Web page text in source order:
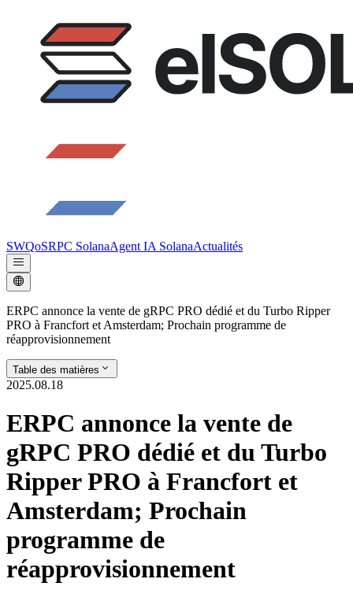
SWQoSRPC SolanaAgent IA SolanaActualités
ERPC annonce la vente de gRPC PRO dédié et du Turbo Ripper
PRO à Francfort et Amsterdam; Prochain programme de
réapprovisionnement
Table des matières
2025.08.18
ERPC annonce la vente de
gRPC PRO dédié et du Turbo
Ripper PRO à Francfort et
Amsterdam; Prochain
programme de
réapprovisionnement